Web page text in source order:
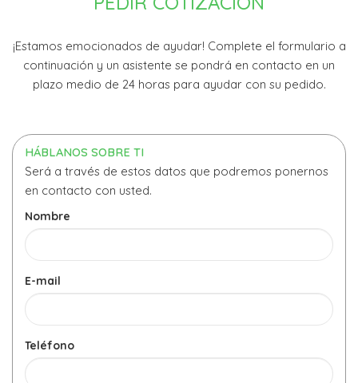
¡Estamos emocionados de ayudar! Complete el formulario a
continuación y un asistente se pondrá en contacto en un
plazo medio de 24 horas para ayudar con su pedido.
HÁBLANOS SOBRE TI
Será a través de estos datos que podremos ponernos
en contacto con usted.
Nombre
E-mail
Teléfono